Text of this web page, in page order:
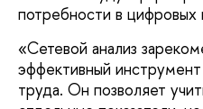
потребности в цифровых
«Сетевой анализ
эффективный
труда. Он позволяет